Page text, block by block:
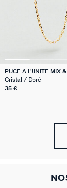
PUCE À L'UNITÉ MIX &
Cristal / Doré
35 €